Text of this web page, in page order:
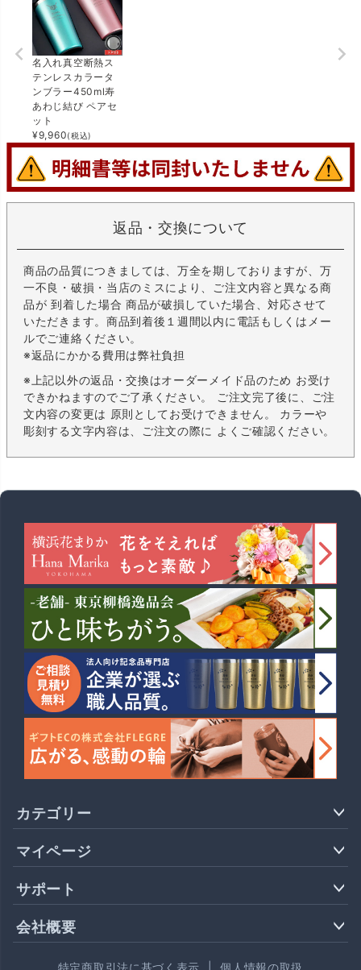
名入れ真空断熱ス
テンレスカラータ
ンブラー450ml寿
あわじ結び ペアセ
ット
¥9,960(税込)
返品・交換について
商品の品質につきましては、万全を期しておりますが、万
一不良・破損・当店のミスにより、ご注文内容と異なる商
品が 到着した場合 商品が破損していた場合、対応させて
いただきます。商品到着後１週間以内に電話もしくはメー
ルでご連絡ください。
※返品にかかる費用は弊社負担
※上記以外の返品・交換はオーダーメイド品のため お受け
できかねますのでご了承ください。 ご注文完了後に、ご注
文内容の変更は 原則としてお受けできません。 カラーや
彫刻する文字内容は、ご注文の際に よくご確認ください。
カテゴリー
マイページ
サポート
会社概要
特定商取引法に基づく表示 個人情報の取扱